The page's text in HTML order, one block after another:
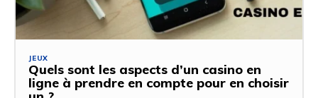
JEUX
Quels sont les aspects d’un casino en
ligne à prendre en compte pour en choisir